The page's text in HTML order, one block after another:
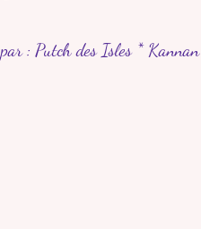
par : Putch des Isles * Kannan